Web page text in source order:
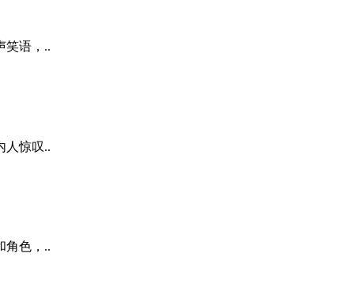
笑语，..
人惊叹..
角色，..